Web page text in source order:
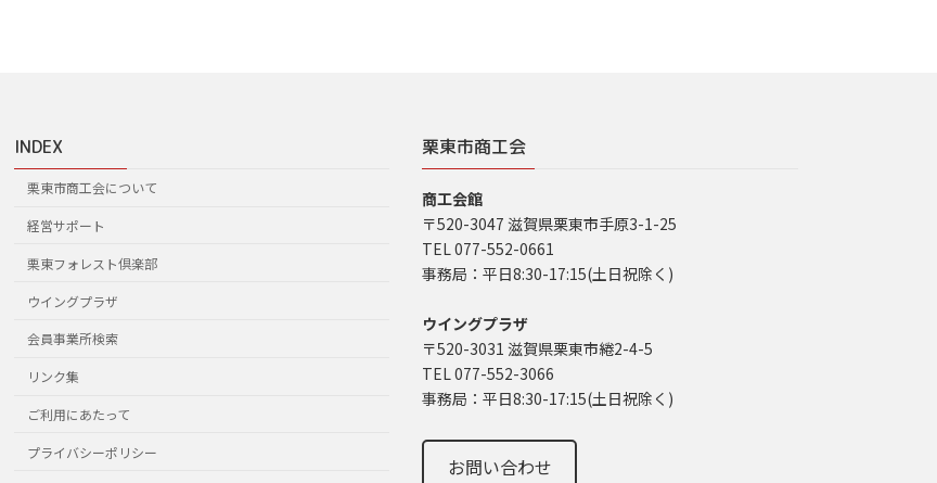
INDEX
栗東市商工会について
経営サポート
栗東フォレスト倶楽部
ウイングプラザ
会員事業所検索
リンク集
ご利用にあたって
プライバシーポリシー
栗東市商工会
商工会館
〒520-3047 滋賀県栗東市手原3-1-25
TEL 077-552-0661
事務局：平日8:30-17:15(土日祝除く)
ウイングプラザ
〒520-3031 滋賀県栗東市綣2-4-5
TEL 077-552-3066
事務局：平日8:30-17:15(土日祝除く)
お問い合わせ